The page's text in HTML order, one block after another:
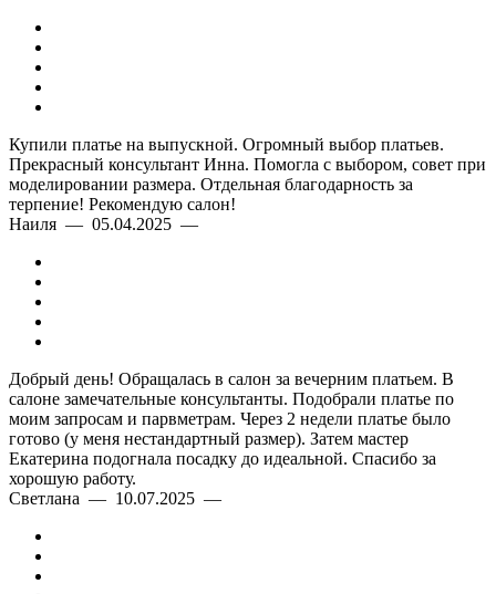
Купили платье на выпускной. Огромный выбор платьев.
Прекрасный консультант Инна. Помогла с выбором, совет при
моделировании размера. Отдельная благодарность за
терпение! Рекомендую салон!
Наиля — 05.04.2025 —
Добрый день! Обращалась в салон за вечерним платьем. В
салоне замечательные консультанты. Подобрали платье по
моим запросам и парвметрам. Через 2 недели платье было
готово (у меня нестандартный размер). Затем мастер
Екатерина подогнала посадку до идеальной. Спасибо за
хорошую работу.
Светлана — 10.07.2025 —